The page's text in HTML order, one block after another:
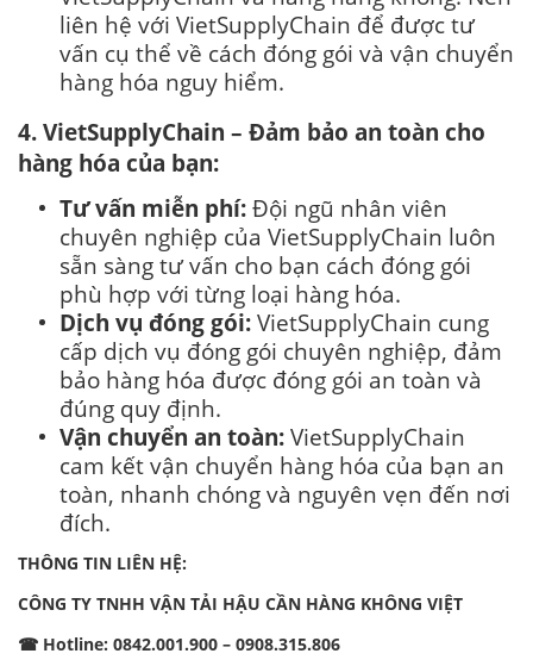
liên hệ với VietSupplyChain để được tư
vấn cụ thể về cách đóng gói và vận chuyển
hàng hóa nguy hiểm.
4. VietSupplyChain – Đảm bảo an toàn cho
hàng hóa của bạn:
Tư vấn miễn phí: Đội ngũ nhân viên
chuyên nghiệp của VietSupplyChain luôn
sẵn sàng tư vấn cho bạn cách đóng gói
phù hợp với từng loại hàng hóa.
Dịch vụ đóng gói: VietSupplyChain cung
cấp dịch vụ đóng gói chuyên nghiệp, đảm
bảo hàng hóa được đóng gói an toàn và
đúng quy định.
Vận chuyển an toàn: VietSupplyChain
cam kết vận chuyển hàng hóa của bạn an
toàn, nhanh chóng và nguyên vẹn đến nơi
đích.
THÔNG TIN LIÊN HỆ:
CÔNG TY TNHH VẬN TẢI HẬU CẦN HÀNG KHÔNG VIỆT
☎ Hotline: 0842.001.900 – 0908.315.806